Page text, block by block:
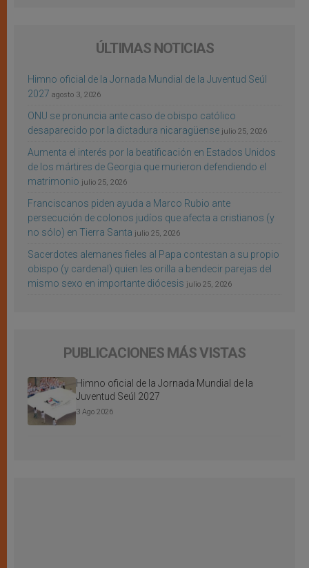
ÚLTIMAS NOTICIAS
Himno oficial de la Jornada Mundial de la Juventud Seúl
2027 agosto 3, 2026
ONU se pronuncia ante caso de obispo católico
desaparecido por la dictadura nicaragüense julio 25, 2026
Aumenta el interés por la beatificación en Estados Unidos
de los mártires de Georgia que murieron defendiendo el
matrimonio julio 25, 2026
Franciscanos piden ayuda a Marco Rubio ante
persecución de colonos judíos que afecta a cristianos (y
no sólo) en Tierra Santa julio 25, 2026
Sacerdotes alemanes fieles al Papa contestan a su propio
obispo (y cardenal) quien les orilla a bendecir parejas del
mismo sexo en importante diócesis julio 25, 2026
PUBLICACIONES MÁS VISTAS
Himno oficial de la Jornada Mundial de la
Juventud Seúl 2027
3 Ago 2026